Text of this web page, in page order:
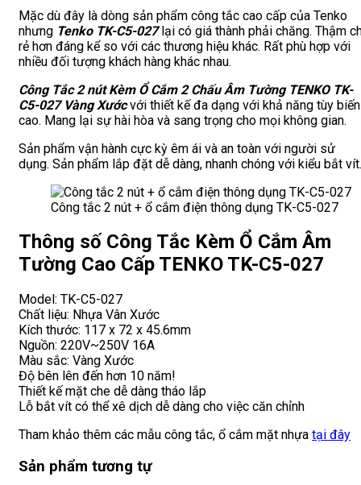
Mặc dù đây là dòng sản phẩm công tắc cao cấp của Tenko
nhưng Tenko TK-C5-027lại có giá thành phải chăng. Thậm
rẻ hơn đáng kể so với các thương hiệu khác. Rất phù hợp với
nhiều đối tượng khách hàng khác nhau.
Công Tắc 2 nút Kèm Ổ Cắm 2 Chấu Âm Tường TENKO TK-
C5-027 Vàng Xướcvới thiết kế đa dạng với khả năng tùy biến
cao. Mang lại sự hài hòa và sang trọng cho mọi không gian.
Sản phẩm vận hành cực kỳ êm ái và an toàn với người sử
dụng. Sản phẩm lắp đặt dễ dàng, nhanh chóng với kiểu bắt vít.
Công tắc 2 nút + ổ cắm điện thông dụng TK-C5-027
Thông số Công Tắc Kèm Ổ Cắm Âm
Tường Cao Cấp TENKO TK-C5-027
Model: TK-C5-027
Chất liệu: Nhựa Vân Xước
Kích thước: 117 x 72 x 45.6mm
Nguồn: 220V~250V 16A
Màu sắc: Vàng Xước
Độ bên lên đến hơn 10 năm!
Thiết kế mặt che dễ dàng tháo lắp
Lỗ bắt vít có thể xê dịch dễ dàng cho việc căn chỉnh
Tham khảo thêm các mẫu công tắc, ổ cắm mặt nhựa tại đây
Sản phẩm tương tự